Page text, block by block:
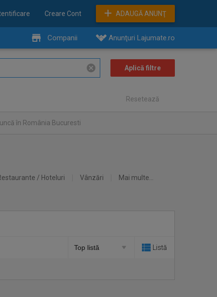
Creare Cont ADAUGĂ ANUNŢ
Companii Anunţuri Lajumate.ro
Resetează
în România Bucuresti
/ Hoteluri Vânzări Mai multe...
Listă